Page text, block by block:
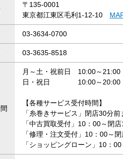
〒135-0001
東京都江東区毛利1-12-10
03-3634-0700
03-3635-8518
月～土・祝前日 10:00～21:00
日・祝日 10:00～20:00
【各種サービス受付時間】
「糸巻きサービス」閉店30分前
「中古買取受付」10：00～閉
「修理・注文受付」10：00～
「ショッピングローン」10：